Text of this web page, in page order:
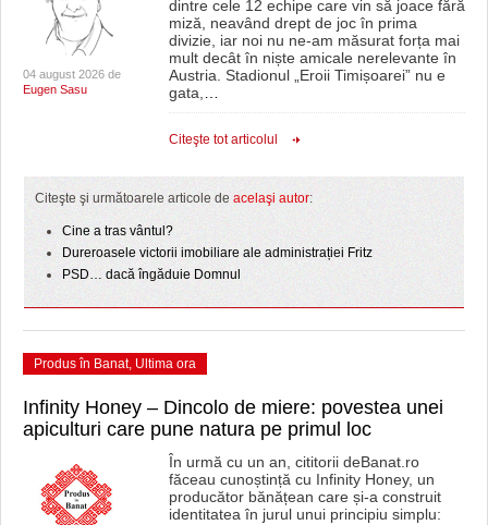
04 august 2026 de
Eugen Sasu
dintre cele 12 echipe care vin să joace fără
miză, neavând drept de joc în prima
divizie, iar noi nu ne-am măsurat forța mai
mult decât în niște amicale nerelevante în
Austria. Stadionul „Eroii Timișoarei” nu e
gata,…
Citeşte tot articolul
Citeşte şi următoarele articole de acelaşi autor:
Cine a tras vântul?
Dureroasele victorii imobiliare ale administrației Fritz
PSD… dacă îngăduie Domnul
Produs în Banat, Ultima ora
Infinity Honey – Dincolo de miere: povestea unei
apiculturi care pune natura pe primul loc
În urmă cu un an, cititorii deBanat.ro
făceau cunoștință cu Infinity Honey, un
producător bănățean care și-a construit
identitatea în jurul unui principiu simplu: